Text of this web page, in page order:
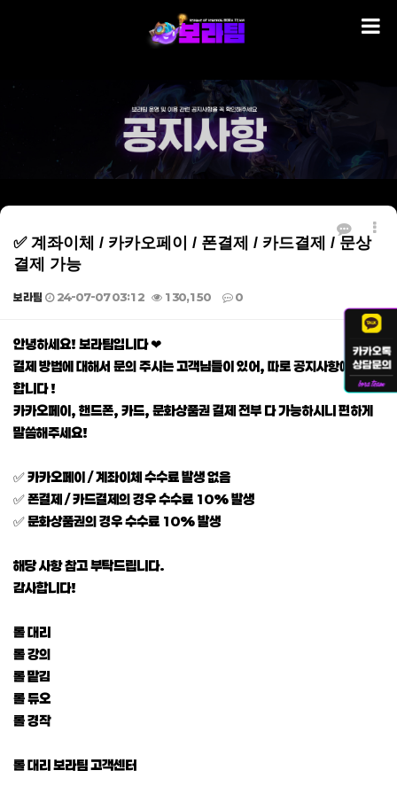
✅ 계좌이체 / 카카오페이 / 폰결제 / 카드결제 / 문상
결제 가능
보라팀 24-07-07 03:12 130,150 0
본문
안녕하세요! 보라팀입니다 ❤
결제 방법에 대해서 문의 주시는 고객님들이 있어, 따로 공지사항에 게재
합니다 !
카카오페이, 핸드폰, 카드, 문화상품권 결제 전부 다 가능하시니 편하게
말씀해주세요!
✅ 카카오페이 / 계좌이체 수수료 발생 없음
✅ 폰결제 / 카드결제의 경우 수수료 10% 발생
✅ 문화상품권의 경우 수수료 10% 발생
해당 사항 참고 부탁드립니다.
감사합니다!
롤 대리
롤 강의
롤 맡김
롤 듀오
롤 경작
롤 대리 보라팀 고객센터